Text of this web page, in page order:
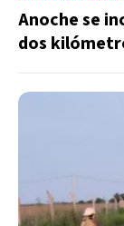
Anoche se
dos